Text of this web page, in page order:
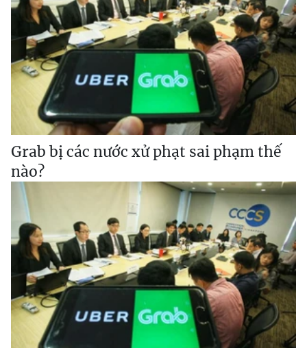
Grab bị các nước xử phạt sai phạm thế
nào?